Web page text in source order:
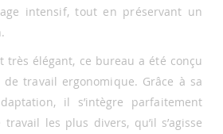
intensif, tout en préservant un
très élégant, ce bureau a été conçu
travail ergonomique. Grâce à sa
il s’intègre parfaitement
les plus divers, qu’il s’agisse